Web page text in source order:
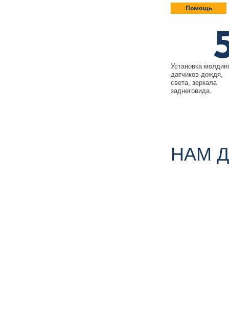
Помощь
Установка
датчиков дождя,
света, зеркала
заднеговида.
НАМ